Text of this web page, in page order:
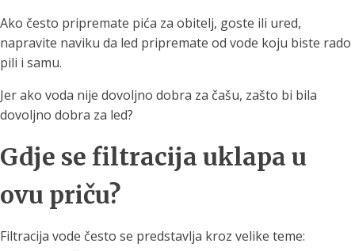
Ako često pripremate pića za obitelj, goste ili ured,
napravite naviku da led pripremate od vode koju biste rado
pili i samu.
Jer ako voda nije dovoljno dobra za čašu, zašto bi bila
dovoljno dobra za led?
Gdje se filtracija uklapa u
ovu priču?
Filtracija vode često se predstavlja kroz velike teme: